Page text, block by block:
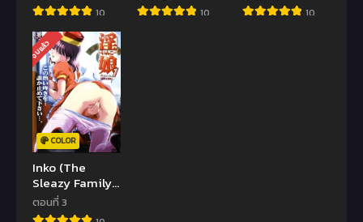
ที่ 1 ซับไทย (จบ)
10
(จบ)
10
ซับไทย (จบ) 10
จบแล้ว
COLOR
Inko (The
Sleazy Family)
(SS2) ตอนที่1-3
ซับไทย (จบ)
ตอนที่ 3